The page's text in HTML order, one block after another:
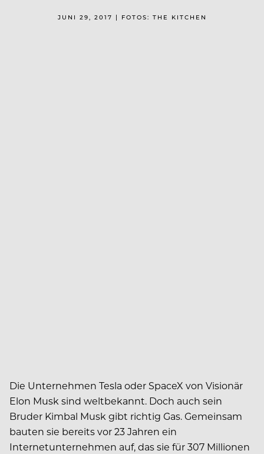
JUNI 29, 2017 | FOTOS: THE KITCHEN
Die Unternehmen Tesla oder SpaceX von Visionär
Elon Musk sind weltbekannt. Doch auch sein
Bruder Kimbal Musk gibt richtig Gas. Gemeinsam
bauten sie bereits vor 23 Jahren ein
Internetunternehmen auf, das sie für 307 Millionen